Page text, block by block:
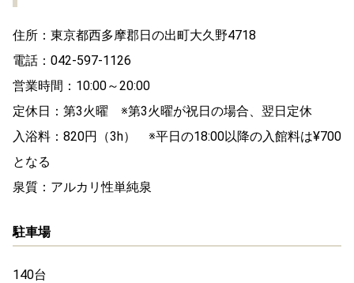
住所：東京都西多摩郡日の出町大久野4718
電話：042-597-1126
営業時間：10:00～20:00
定休日：第3火曜 ※第3火曜が祝日の場合、翌日定休
入浴料：820円（3h） ※平日の18:00以降の入館料は¥700
となる
泉質：アルカリ性単純泉
駐車場
140台